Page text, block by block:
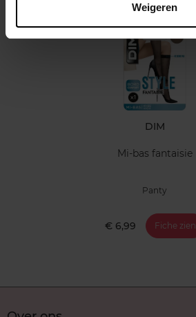
Weigeren
DIM
Mi-bas fantaisie
Panty
€ 6,99 Fiche zien